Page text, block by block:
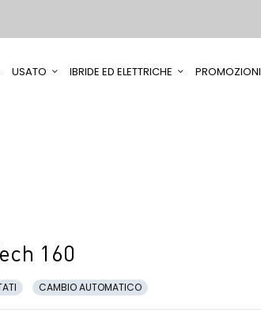
USATO IBRIDE ED ELETTRICHE PROMOZIONI
160
CAMBIO AUTOMATICO